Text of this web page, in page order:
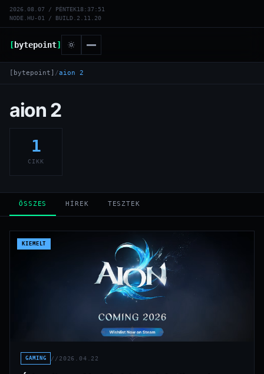
2026.08.07 / PÉNTEK18:37:51
NODE.HU-01 / BUILD.2.11.20
[bytepoint]
[bytepoint] /aion 2
aion 2
1
CIKK
ÖSSZES HÍREK TESZTEK
KIEMELT
GAMING // 2026.04.22